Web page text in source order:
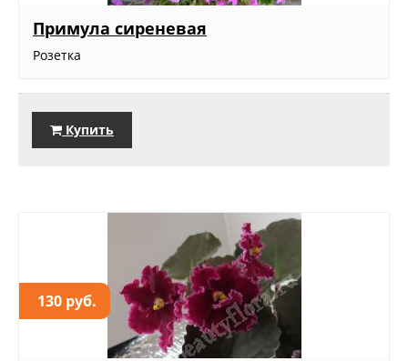
Примула сиреневая
Розетка
Купить
130 руб.